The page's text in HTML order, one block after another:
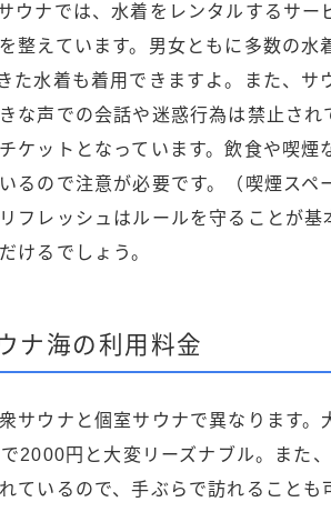
ウナでは、水着をレンタルするサー
整えています。男女ともに多数の水
た水着も着用できますよ。また、サ
な声での会話や迷惑行為は禁止さ
ケットとなっています。飲食や喫煙
るので注意が必要です。（喫煙スペ
フレッシュはルールを守ることが
けるでしょう。
ナ海の利用料金
サウナと個室サウナで異なります。
2000円と大変リーズナブル。また
ているので、手ぶらで訪れること